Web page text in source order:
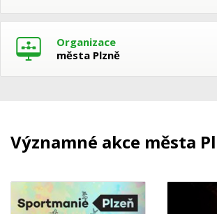
Organizace
města Plzně
Významné akce města